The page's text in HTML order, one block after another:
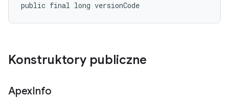
public final long versionCode
Konstruktory publiczne
ApexInfo